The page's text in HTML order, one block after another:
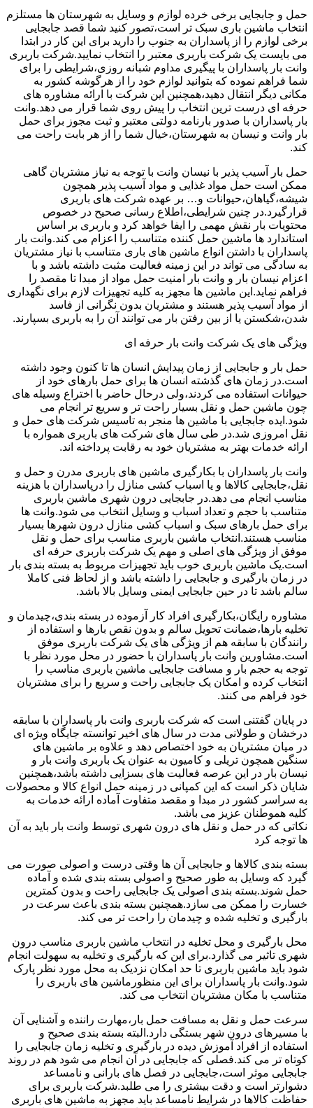
حمل و جابجایی برخی خرده لوازم و وسایل به شهرستان ها مستلزم
انتخاب ماشین باری سبک تر است،تصور کنید شما قصد جابجایی
برخی لوازم را از پاسداران به جنوب را دارید برای این کار در ابتدا
می بایست یک شرکت باربری معتبر را انتخاب نمایید.شرکت باربری
وانت بار پاسداران با پیگیری مداوم شبانه روزی،شرایطی را برای
شما فراهم نموده که بتوانید لوازم خود را از هرگوشه کشور به
مکانی دیگر انتقال دهید،همچنین این شرکت با ارائه مشاوره های
حرفه ای درست ترین انتخاب را پیش روی شما قرار می دهد.وانت
بار پاسداران با صدور بارنامه دولتی معتبر و ثبت مجوز برای حمل
بار وانت و نیسان به شهرستان،خیال شما را از هر بابت راحت می
کند.
حمل بار آسیب پذیر با نیسان وانت با توجه به نیاز مشتریان گاهی
ممکن است حمل مواد غذایی و مواد آسیب پذیر همچون
شیشه،گیاهان،حیوانات و… بر عهده شرکت های باربری
قرارگیرد.در چنین شرایطی،اطلاع رسانی صحیح در خصوص
محتویات بار نقش مهمی را ایفا خواهد کرد و باربری بر اساس
استاندارد ها ماشین حمل کننده متناسب را اعزام می کند.وانت بار
پاسداران با داشتن انواع ماشین های باری متناسب با نیاز مشتریان
به سادگی می تواند در این زمینه فعالیت مثبت داشته باشد و با
اعزام نیسان بار و وانت بار امنیت حمل مواد از مبدا تا مقصد را
فراهم نماید.این ماشین ها مجهز به کلیه تجهیزات لازم برای نگهداری
از مواد آسیب پذیر هستند و مشتریان بدون نگرانی از فاسد
شدن،شکستن یا از بین رفتن بار می توانند آن را به باربری بسپارند.
ویژگی های یک شرکت وانت بار حرفه ای
حمل بار و جابجایی از زمان پیدایش انسان ها تا کنون وجود داشته
است.در زمان های گذشته انسان ها برای حمل بارهای خود از
حیوانات استفاده می کردند،ولی درحال حاضر با اختراع وسیله های
چون ماشین حمل و نقل بسیار راحت تر و سریع تر انجام می
شود.ایده جابجایی با ماشین ها منجر به تاسیس شرکت های حمل و
نقل امروزی شد.در طی سال های شرکت های باربری همواره با
ارائه خدمات بهتر به مشتریان خود به رقابت پرداخته اند.
وانت بار پاسداران با بکارگیری ماشین های باربری مدرن و حمل و
نقل،جابجایی کالاها و یا اسباب کشی منازل را درپاسداران با هزینه
مناسب انجام می دهد.در جابجایی درون شهری ماشین باربری
متناسب با حجم و تعداد اسباب و وسایل انتخاب می شود.وانت ها
برای حمل بارهای سبک و اسباب کشی منازل درون شهرها بسیار
مناسب هستند.انتخاب ماشین باربری مناسب برای حمل و نقل
موفق از ویژگی های اصلی و مهم یک شرکت باربری حرفه ای
است.یک ماشین باربری خوب باید تجهیزات مربوط به بسته بندی بار
در زمان بارگیری و جابجایی را داشته باشد و از لحاظ فنی کاملا
سالم باشد تا در حین جابجایی ایمنی وسایل بالا باشد.
مشاوره رایگان،بکارگیری افراد کار آزموده در بسته بندی،چیدمان و
تخلیه بارها،ضمانت تحویل سالم و بدون نقص بارها و استفاده از
رانندگان با سابقه هم از ویژگی های یک شرکت باربری موفق
است.مشاورین وانت بار پاسداران با حضور در محل مورد نظر با
توجه به حجم بار و مسافت جابجایی ماشین باربری مناسب را
انتخاب کرده و امکان یک جابجایی راحت و سریع را برای مشتریان
خود فراهم می کنند.
در پایان گفتنی است که شرکت باربری وانت بار پاسداران با سابقه
درخشان و طولانی مدت در سال های اخیر توانسته جایگاه ویژه ای
در میان مشتریان به خود اختصاص دهد و علاوه بر ماشین های
سنگین همچون تریلی و کامیون به عنوان یک باربری وانت بار و
نیسان بار در این عرصه فعالیت های بسزایی داشته باشد،همچنین
شایان ذکر است که این کمپانی در زمینه حمل انواع کالا و محصولات
به سراسر کشور در مبدا و مقصد متفاوت آماده ارائه خدمات به
کلیه هموطنان عزیز می باشد.
نکاتی که در حمل و نقل های درون شهری توسط وانت بار باید به آن
ها توجه کرد
بسته بندی کالاها و جابجایی آن ها وقتی درست و اصولی صورت می
گیرد که وسایل به طور صحیح و اصولی بسته بندی شده و آماده
حمل شوند.بسته بندی اصولی یک جابجایی راحت و بدون کمترین
خسارت را ممکن می سازد.همچنین بسته بندی باعث سرعت در
بارگیری و تخلیه شده و چیدمان را راحت تر می کند.
محل بارگیری و محل تخلیه در انتخاب ماشین باربری مناسب درون
شهری تاثیر می گذارد.برای این که بارگیری و تخلیه به سهولت انجام
شود باید ماشین باربری تا حد امکان نزدیک به محل مورد نظر پارک
شود.وانت بار پاسداران برای این منظورماشین های باربری را
متناسب با مکان مشتریان انتخاب می کند.
سرعت حمل و نقل به مسافت حمل بار،مهارت راننده و آشنایی آن
با مسیرهای درون شهر بستگی دارد.البته بسته بندی صحیح و
استفاده از افراد آموزش دیده در بارگیری و تخلیه زمان جابجایی را
کوتاه تر می کند.فصلی که جابجایی در آن انجام می شود هم در روند
جابجایی موثر است،جابجایی در فصل های بارانی و نامساعد
دشوارتر است و دقت بیشتری را می طلبد.شرکت باربری برای
حفاظت کالاها در شرایط نامساعد باید مجهز به ماشین های باربری